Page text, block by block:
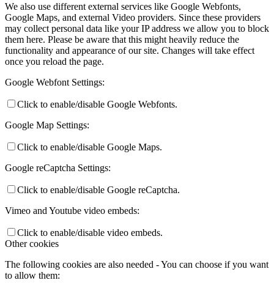
We also use different external services like Google Webfonts,
Google Maps, and external Video providers. Since these providers
may collect personal data like your IP address we allow you to block
them here. Please be aware that this might heavily reduce the
functionality and appearance of our site. Changes will take effect
once you reload the page.
Google Webfont Settings:
Click to enable/disable Google Webfonts.
Google Map Settings:
Click to enable/disable Google Maps.
Google reCaptcha Settings:
Click to enable/disable Google reCaptcha.
Vimeo and Youtube video embeds:
Click to enable/disable video embeds.
Other cookies
The following cookies are also needed - You can choose if you want
to allow them: